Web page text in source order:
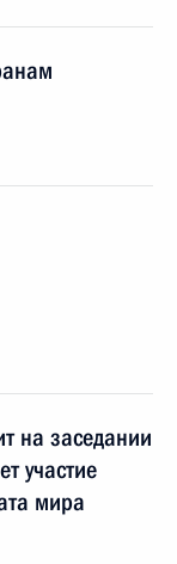
на заседании
участие
мира